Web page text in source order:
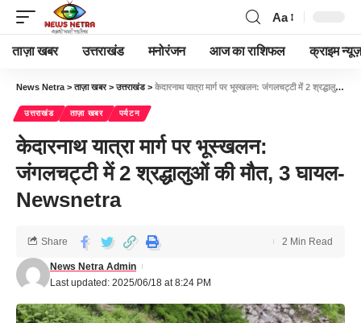
Aa
ताज़ा खबर उत्तराखंड मनोरंजन आज का राशिफल क्राइम न्यूज़
News Netra >ताज़ा खबर>उत्तराखंड> केदारनाथ यात्रा मार्ग पर भूस्खलन: जंगलचट्टी में 2 श्रद्धालुओं की मौत, 3 घायल-Newsnetra
उत्तराखंड ताज़ा खबर पर्यटन
केदारनाथ यात्रा मार्ग पर भूस्खलन:
जंगलचट्टी में 2 श्रद्धालुओं की मौत, 3 घायल-
Newsnetra
Last updated: 2025/06/18 at 8:24 PM
News Netra Admin
Share 2 Min Read